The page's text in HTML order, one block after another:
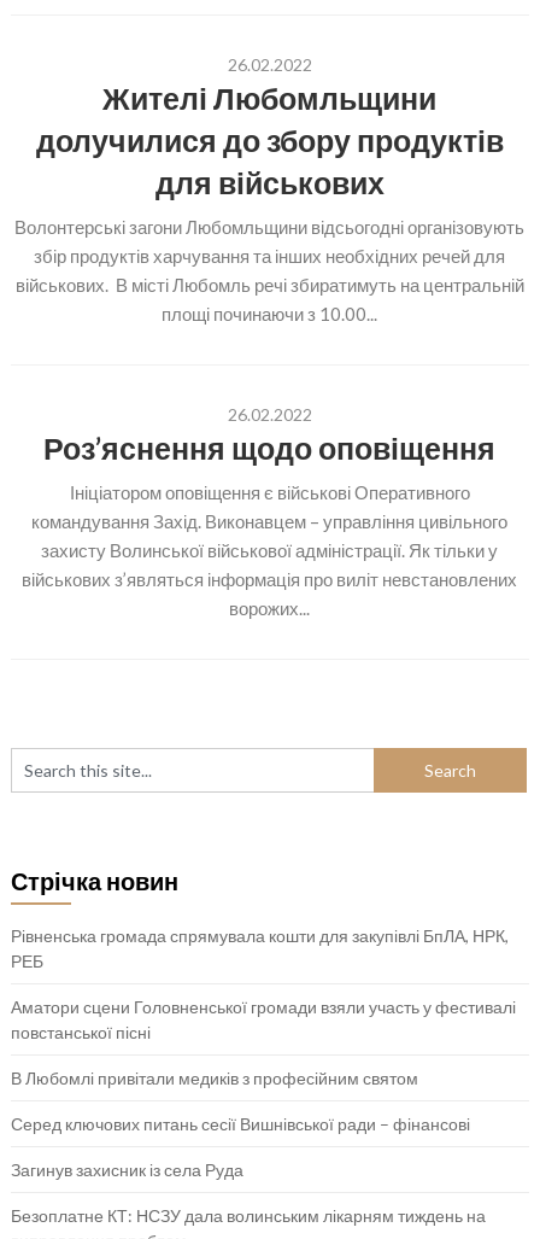
26.02.2022
Жителі Любомльщини
долучилися до збору продуктів
для військових
Волонтерські загони Любомльщини відсьогодні організовують
збір продуктів харчування та інших необхідних речей для
військових. В місті Любомль речі збиратимуть на центральній
площі починаючи з 10.00...
26.02.2022
Роз’яснення щодо оповіщення
Ініціатором оповіщення є військові Оперативного
командування Захід. Виконавцем – управління цивільного
захисту Волинської військової адміністрації. Як тільки у
військових з’являться інформація про виліт невстановлених
ворожих...
Стрічка новин
Рівненська громада спрямувала кошти для закупівлі БпЛА, НРК,
РЕБ
Аматори сцени Головненської громади взяли участь у фестивалі
повстанської пісні
В Любомлі привітали медиків з професійним святом
Серед ключових питань сесії Вишнівської ради – фінансові
Загинув захисник із села Руда
Безоплатне КТ: НСЗУ дала волинським лікарням тиждень на